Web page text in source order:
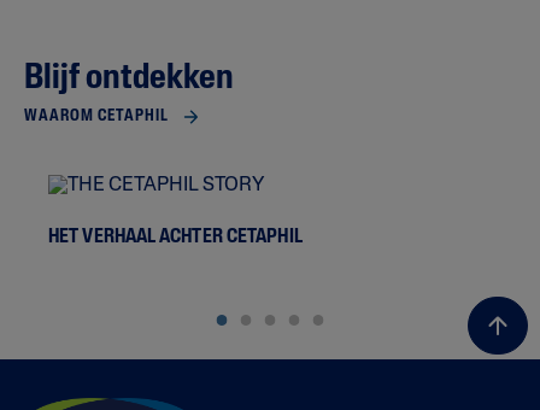
Blijf ontdekken
WAAROM CETAPHIL
HET VERHAAL ACHTER CETAPHIL